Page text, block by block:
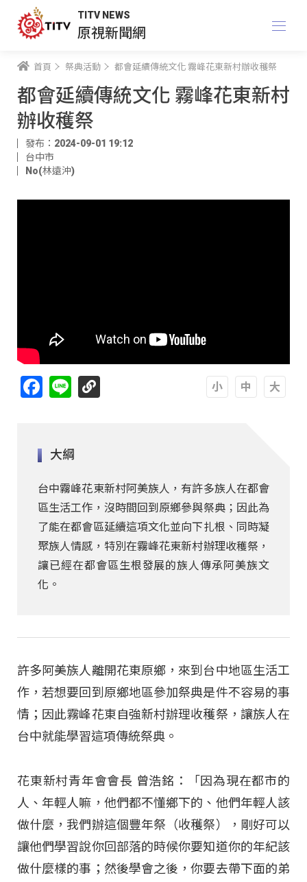
TITV NEWS
原視新聞網
首頁 祭典活動 都會延續傳統文化 霧峰花東新村辦收穫祭
都會延續傳統文化 霧峰花東新村
辦收穫祭
發布：2024-09-01 19:12
台中市
No(林遠沖)
Facebook
Line
大綱
台中霧峰花東新村阿美族人，有許多族人在都會
區生活工作，沒時間回到原鄉參與祭典；因此為
了能在都會區延續這項文化並向下扎根、同時凝
聚族人情感，特別在霧峰花東新村辦理收穫祭，
讓已經在都會區生根發展的族人傳承阿美族文
化。
許多阿美族人離開花東原鄉，來到台中地區生活工
作，若想要回到原鄉地區參加祭典是件不容易的事
情；因此霧峰花東自強新村辦理收穫祭，讓族人在
台中就能學習這項傳統祭典。
花東新村青年會會長 曾浩銘：「因為現在都市的
人、年輕人嘛，他們都不懂鄉下的、他們年輕人該
做什麼，我們辦這個豐年祭（收穫祭），剛好可以
讓他們學習說你回部落的時候你要知道你的年紀該
做什麼樣的事；然後學會之後，你要去帶下面的弟